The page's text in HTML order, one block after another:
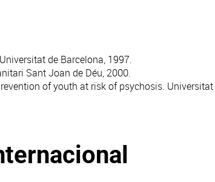
de Barcelona, 1997.
Sant Joan de Déu, 2000.
of youth at risk of psychosis.